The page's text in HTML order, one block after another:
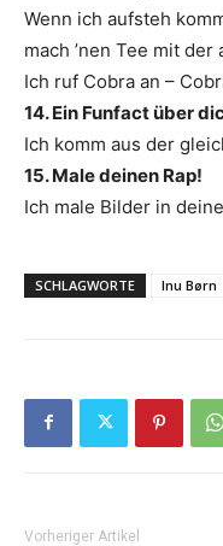
Wenn ich aufsteh
mach ’nen Tee mit
Ich ruf Cobra an –
14. Ein Funfact über
Ich komm aus der
15. Male deinen Rap!
Ich male Bilder in
SCHLAGWORTE Inu Børn
Vorheriger Artikel